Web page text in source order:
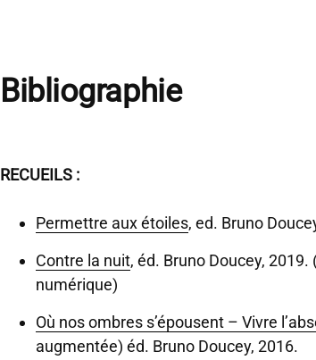
Bibliographie
RECUEILS :
Permettre aux étoiles, ed. Bruno
Contre la nuit, éd. Bruno Doucey,
numérique)
Où nos ombres s’épousent – Vivre
augmentée) éd. Bruno Doucey, 2016.